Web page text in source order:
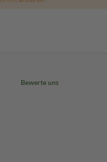
Bewerte uns